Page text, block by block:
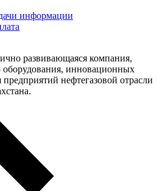
информации
развивающаяся компания,
оборудования, инновационных
нефтегазовой отрасли